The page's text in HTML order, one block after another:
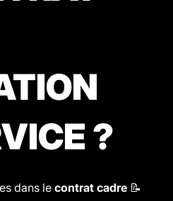
?
dans le contrat cadre 📝